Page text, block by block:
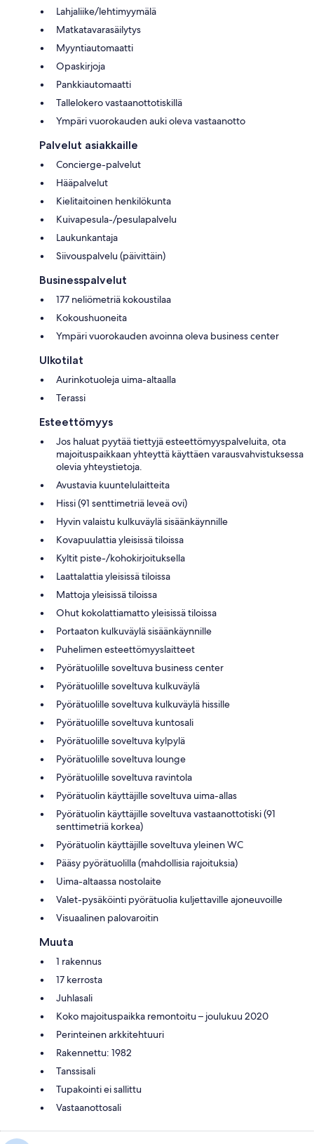
Lahjaliike/lehtimyymälä
Matkatavarasäilytys
Myyntiautomaatti
Opaskirjoja
Pankkiautomaatti
Tallelokero vastaanottotiskillä
Ympäri vuorokauden auki oleva vastaanotto
Palvelut asiakkaille
Concierge-palvelut
Hääpalvelut
Kielitaitoinen henkilökunta
Kuivapesula-/pesulapalvelu
Laukunkantaja
Siivouspalvelu (päivittäin)
Businesspalvelut
177 neliömetriä kokoustilaa
Kokoushuoneita
Ympäri vuorokauden avoinna oleva business center
Ulkotilat
Aurinkotuoleja uima-altaalla
Terassi
Esteettömyys
Jos haluat pyytää tiettyjä esteettömyyspalveluita, ota
majoituspaikkaan yhteyttä käyttäen varausvahvistuksessa
olevia yhteystietoja.
Avustavia kuuntelulaitteita
Hissi (91 senttimetriä leveä ovi)
Hyvin valaistu kulkuväylä sisäänkäynnille
Kovapuulattia yleisissä tiloissa
Kyltit piste-/kohokirjoituksella
Laattalattia yleisissä tiloissa
Mattoja yleisissä tiloissa
Ohut kokolattiamatto yleisissä tiloissa
Portaaton kulkuväylä sisäänkäynnille
Puhelimen esteettömyyslaitteet
Pyörätuolille soveltuva business center
Pyörätuolille soveltuva kulkuväylä
Pyörätuolille soveltuva kulkuväylä hissille
Pyörätuolille soveltuva kuntosali
Pyörätuolille soveltuva kylpylä
Pyörätuolille soveltuva lounge
Pyörätuolille soveltuva ravintola
Pyörätuolin käyttäjille soveltuva uima-allas
Pyörätuolin käyttäjille soveltuva vastaanottotiski (91
senttimetriä korkea)
Pyörätuolin käyttäjille soveltuva yleinen WC
Pääsy pyörätuolilla (mahdollisia rajoituksia)
Uima-altaassa nostolaite
Valet-pysäköinti pyörätuolia kuljettaville ajoneuvoille
Visuaalinen palovaroitin
Muuta
1 rakennus
17 kerrosta
Juhlasali
Koko majoituspaikka remontoitu – joulukuu 2020
Perinteinen arkkitehtuuri
Rakennettu: 1982
Tanssisali
Tupakointi ei sallittu
Vastaanottosali